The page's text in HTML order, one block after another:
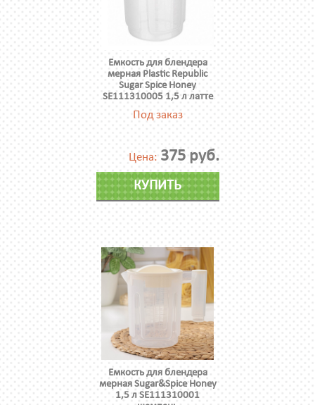
Емкость для блендера
мерная Plastic Republic
Sugar Spice Honey
SE111310005 1,5 л латте
Под заказ
Цена: 375 руб.
КУПИТЬ
Емкость для блендера
мерная Sugar&Spice Honey
1,5 л SE111310001